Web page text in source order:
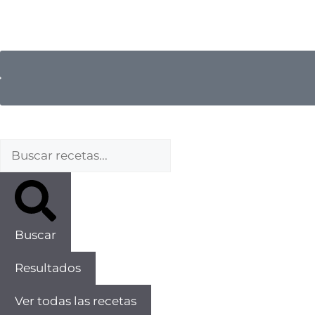
Buscar
Resultados
Ver todas las recetas